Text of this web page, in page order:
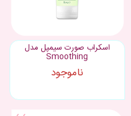
اسکراب صورت سیمپل مدل
Smoothing
ناموجود